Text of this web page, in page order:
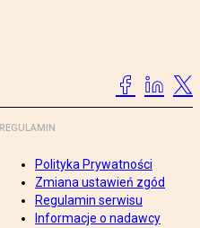
REGULAMIN
Polityka Prywatności
Zmiana ustawień zgód
Regulamin serwisu
Informacje o nadawcy